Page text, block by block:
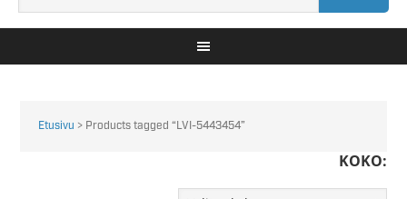
Etusivu > Products tagged “LVI-5443454”
KOKO: